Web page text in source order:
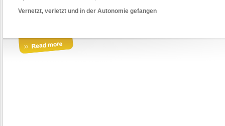
Vernetzt, verletzt und in der Autonomie gefangen